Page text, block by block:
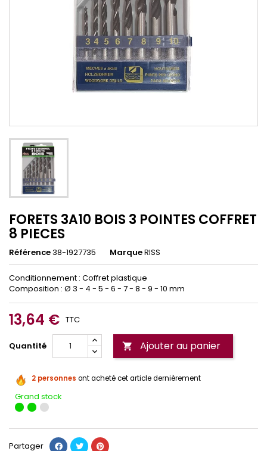
FORETS 3A10 BOIS 3 POINTES COFFRET
8 PIECES
Référence38-1927735 MarqueRISS
Conditionnement : Coffret plastique
Composition : Ø 3 - 4 - 5 - 6 - 7 - 8 - 9 - 10 mm
13,64 € TTC
Quantité  Ajouter au panier
2 personnes ont acheté cet article dernièrement
Grand stock
Partager